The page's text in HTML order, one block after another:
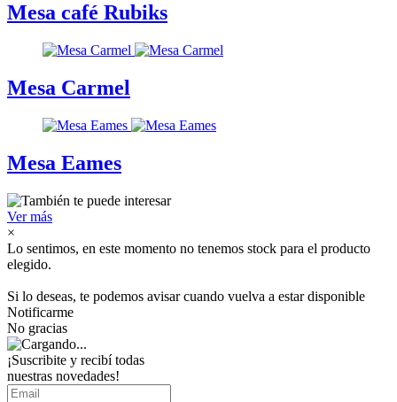
Mesa café Rubiks
Mesa Carmel
Mesa Eames
Ver más
×
Lo sentimos, en este momento no tenemos stock para el producto
elegido.
Si lo deseas, te podemos avisar cuando vuelva a estar disponible
Notificarme
No gracias
¡Suscribite y recibí todas
nuestras novedades!